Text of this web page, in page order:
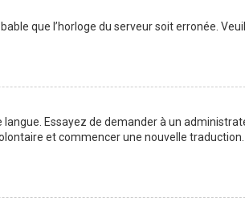
que l’horloge du serveur soit erronée.
Essayez de demander à un
et commencer une nouvelle